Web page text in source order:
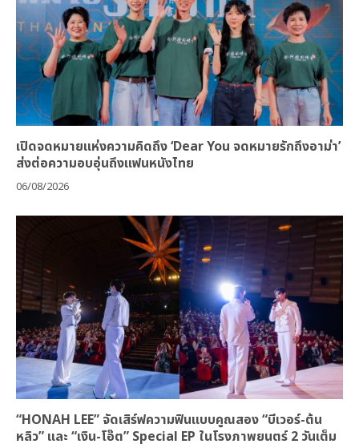
เปิดจดหมายแห่งความคิดถึง ‘Dear You จดหมายรักถึงอาม่า’
ส่งต่อความอบอุ่นถึงแฟนหนังไทย
06/08/2026
“HONAH LEE” จัดเสิร์ฟความฟินแบบคูณสอง “บีเวอร์-ต้น
หลิว” และ “เงิน-โอ๊ต” Special EP ในโรงภาพยนตร์ 2 วันเต็ม